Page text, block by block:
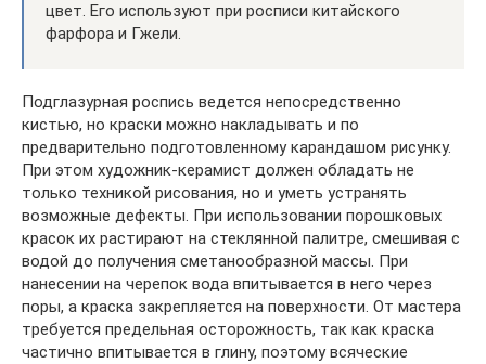
цвет. Его используют при росписи китайского
фарфора и Гжели.
Подглазурная роспись ведется непосредственно
кистью, но краски можно накладывать и по
предварительно подготовленному карандашом рисунку.
При этом художник-керамист должен обладать не
только техникой рисования, но и уметь устранять
возможные дефекты. При использовании порошковых
красок их растирают на стеклянной палитре, смешивая с
водой до получения сметанообразной массы. При
нанесении на черепок вода впитывается в него через
поры, а краска закрепляется на поверхности. От мастера
требуется предельная осторожность, так как краска
частично впитывается в глину, поэтому всяческие